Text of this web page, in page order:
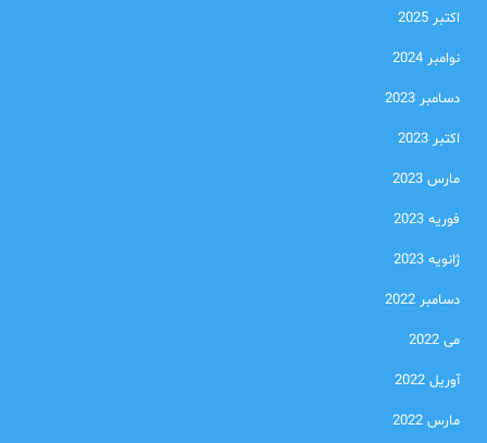
اکتبر 2025
نوامبر 2024
دسامبر 2023
اکتبر 2023
مارس 2023
فوریه 2023
ژانویه 2023
دسامبر 2022
می 2022
آوریل 2022
مارس 2022